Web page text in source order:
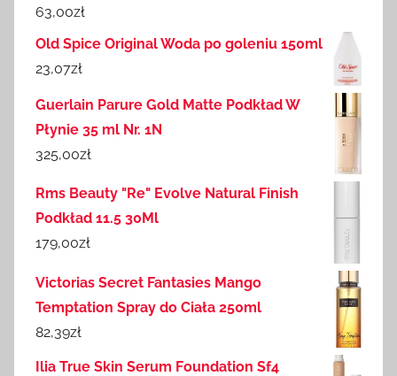
63,00zł
Old Spice Original Woda po goleniu 150ml
23,07zł
Guerlain Parure Gold Matte Podkład W
Płynie 35 ml Nr. 1N
325,00zł
Rms Beauty "Re" Evolve Natural Finish
Podkład 11.5 30Ml
179,00zł
Victorias Secret Fantasies Mango
Temptation Spray do Ciała 250ml
82,39zł
Ilia True Skin Serum Foundation Sf4